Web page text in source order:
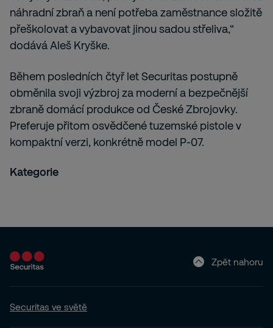
náhradní zbraň a není potřeba zaměstnance složitě
přeškolovat a vybavovat jinou sadou střeliva,“
dodává Aleš Kryške.
Během posledních čtyř let Securitas postupně
obměnila svoji výzbroj za moderní a bezpečnější
zbraně domácí produkce od České Zbrojovky.
Preferuje přitom osvědčené tuzemské pistole v
kompaktní verzi, konkrétně model P-07.
Kategorie
Zpět nahoru
Securitas ve světě